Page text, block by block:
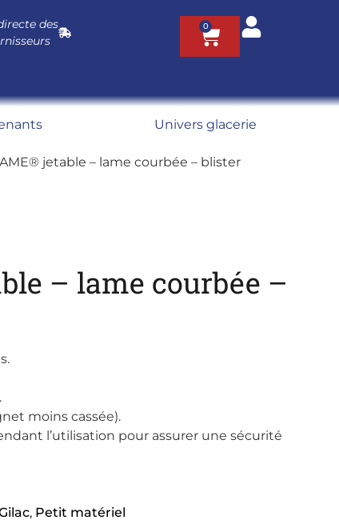
des
0
Univers glacerie
jetable – lame courbée – blister
– lame courbée –
moins cassée).
l’utilisation pour assurer une sécurité
, Petit matériel